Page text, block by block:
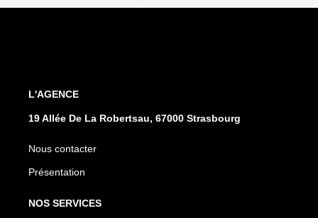
L'AGENCE
19 Allée De La Robertsau, 67000 Strasbourg
Nous contacter
Présentation
NOS SERVICES